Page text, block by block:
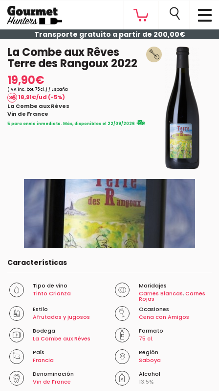
Transporte gratuito a partir de 200,00€
La Combe aux Rêves
Terre des Rangoux 2022
19,90€
(IVA inc. bot. 75 cl.) / España
18,91€/ud (-5%)
La Combe aux Rêves
Vin de France
5 para envío inmediato. Más, disponibles el 22/09/2026
Características
Tipo de vino
Tinto Crianza
Maridajes
Carnes Blancas,Carnes
Rojas
Estilo
Afrutados y jugosos
Ocasiones
Cena con Amigos
Bodega
La Combe aux Rêves
Formato
75 cl.
País
Francia
Región
Saboya
Denominación
Vin de France
Alcohol
13.5%